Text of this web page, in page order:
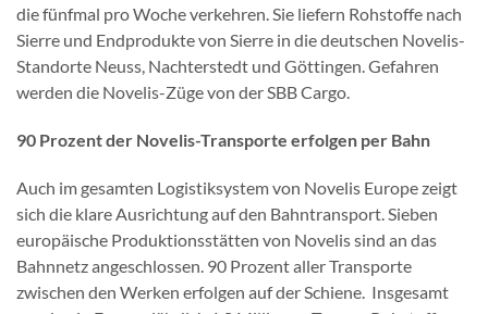
die fünfmal pro Woche verkehren. Sie liefern Rohstoffe nach
Sierre und Endprodukte von Sierre in die deutschen Novelis-
Standorte Neuss, Nachterstedt und Göttingen. Gefahren
werden die Novelis-Züge von der SBB Cargo.
90 Prozent der Novelis-Transporte erfolgen per Bahn
Auch im gesamten Logistiksystem von Novelis Europe zeigt
sich die klare Ausrichtung auf den Bahntransport. Sieben
europäische Produktionsstätten von Novelis sind an das
Bahnnetz angeschlossen. 90 Prozent aller Transporte
zwischen den Werken erfolgen auf der Schiene. Insgesamt